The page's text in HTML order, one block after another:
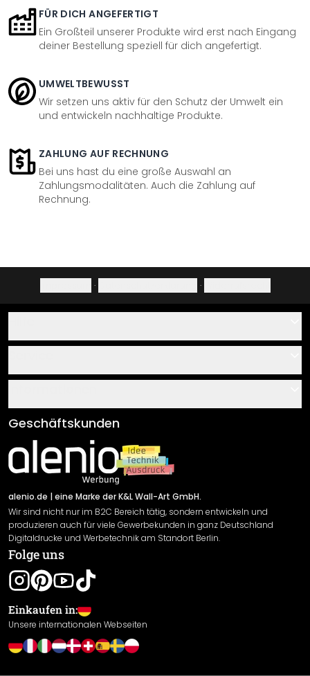
FÜR DICH ANGEFERTIGT
Ein Großteil unserer Produkte wird erst nach Eingang
deiner Bestellung speziell für dich angefertigt.
UMWELTBEWUSST
Wir setzen uns aktiv für den Schutz der Umwelt ein
und entwickeln nachhaltige Produkte.
ZAHLUNG AUF RECHNUNG
Bei uns hast du eine große Auswahl an
Zahlungsmodalitäten. Auch die Zahlung auf
Rechnung.
· ·
Über uns
Klebe- und Montageanleitungen
Newsletter An-/Abmeldung
Sendungsverfolgung
AGB
Impressum
Versand & Zahlung
Rücksendung
Widerrufsrecht
Datenschutzerklärung
Gewährleistung
Leistungserklärung / CE-Zeichen
Cookie Einstellungen
Geschäftskunden
alenio.de | eine Marke der K&L Wall-Art GmbH.
Wir sind nicht nur im B2C Bereich tätig, sondern entwickeln und
produzieren auch für viele Gewerbekunden in ganz Deutschland
Digitaldrucke und Werbetechnik am Standort Berlin.
Folge uns
Einkaufen in:
Unsere internationalen Webseiten